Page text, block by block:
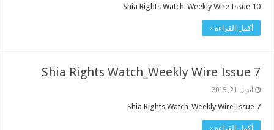
Shia Rights Watch_Weekly Wire Issue 10
أكمل القراءة »
Shia Rights Watch_Weekly Wire Issue 7
أبريل 21, 2015
Shia Rights Watch_Weekly Wire Issue 7